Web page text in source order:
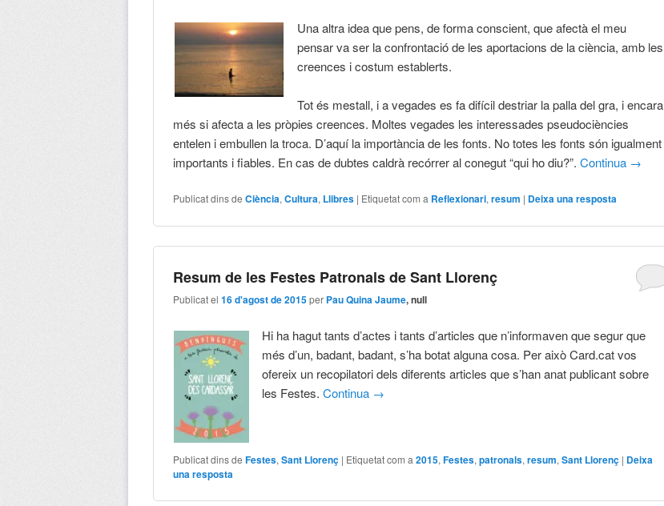
Una altra idea que pens, de forma conscient, que afectà el meu
pensar va ser la confrontació de les aportacions de la ciència, amb les
creences i costum establerts.
Tot és mestall, i a vegades es fa difícil destriar la palla del gra, i encara
més si afecta a les pròpies creences. Moltes vegades les interessades pseudociències
entelen i embullen la troca. D’aquí la importància de les fonts. No totes les fonts són igualment
importants i fiables. En cas de dubtes caldrà recórrer al conegut “qui ho diu?”.Continua →
Publicat dins de Ciència,Cultura, Llibres | Etiquetat com a Reflexionari,resum | Deixa una resposta
Resum de les Festes Patronals de Sant Llorenç
Publicat el16 d'agost de 2015per Pau Quina Jaume, null
Hi ha hagut tants d’actes i tants d’articles que n’informaven que segur que
més d’un, badant, badant, s’ha botat alguna cosa. Per això Card.cat vos
ofereix un recopilatori dels diferents articles que s’han anat publicant sobre
les Festes.Continua →
Publicat dins de Festes,Sant Llorenç | Etiquetat com a 2015,Festes,patronals,resum,Sant Llorenç | Deixa
una resposta